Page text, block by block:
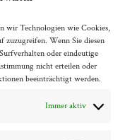
wir Technologien wie Cookies,
zuzugreifen. Wenn Sie diesen
oder eindeutige
nicht erteilen oder
beeinträchtigt werden.
Immer aktiv
zur Übersicht